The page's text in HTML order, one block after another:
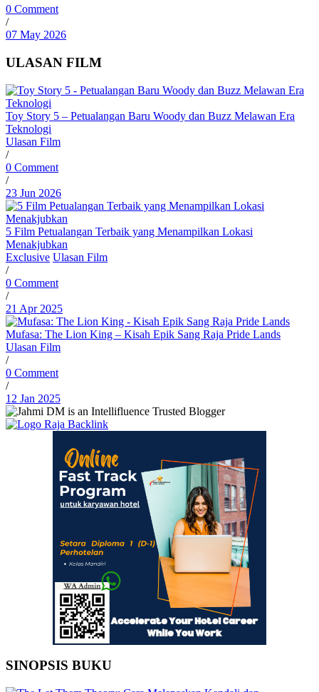
0 Comment
/
07 May 2026
ULASAN FILM
Toy Story 5 – Petualangan Baru Woody dan Buzz Melawan Era
Teknologi
Ulasan Film
/
0 Comment
/
23 Jun 2026
5 Film Petualangan Terbaik yang Menampilkan Lokasi
Menakjubkan
Exclusive Ulasan Film
/
0 Comment
/
21 Apr 2025
Mufasa: The Lion King – Kisah Epik Sang Raja Pride Lands
Ulasan Film
/
0 Comment
/
12 Jan 2025
SINOPSIS BUKU